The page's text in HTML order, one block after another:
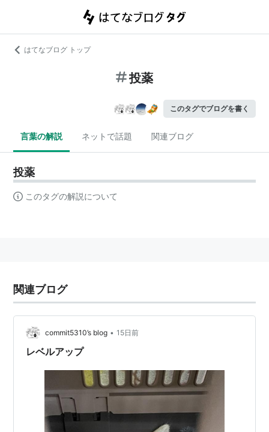
はてなブログ トップ
投薬
このタグでブログを書く
言葉の解説 ネットで話題 関連ブログ
投薬
このタグの解説について
関連ブログ
commit5310’s blog • 15日前
レベルアップ